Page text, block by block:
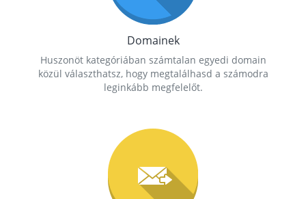
Domainek
Huszonöt kategóriában számtalan egyedi domain
közül választhatsz, hogy megtalálhasd a számodra
leginkább megfelelőt.